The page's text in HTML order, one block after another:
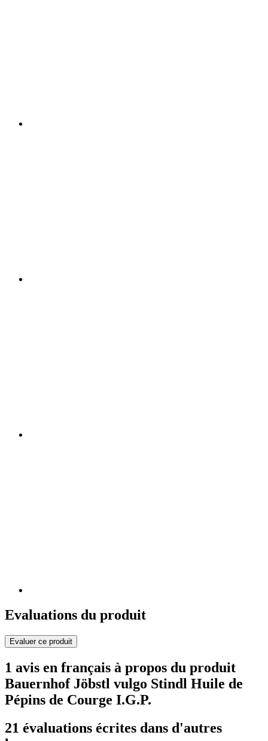
Evaluations du produit
Evaluer ce produit
1 avis en français à propos du produit
Bauernhof Jöbstl vulgo Stindl Huile de
Pépins de Courge I.G.P.
21 évaluations écrites dans d'autres